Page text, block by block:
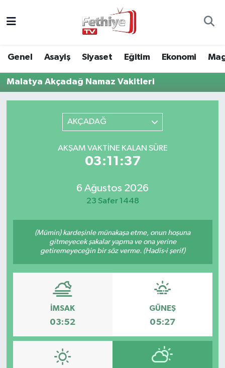
Genel Asayiş Siyaset Eğitim Ekonomi
Malatya Akçadağ Namaz Vakitleri
AKÇADAĞ
AKŞAM VAKTINE KALAN SÜRE
03:11:37
6 Ağustos 2026
23 Safer 1448
(Mümin) kardeşinle münakaşa etme, onun hoşuna
gitmeyecek şakalar yapma ve ona yerine
getiremeyeceğin bir söz verme. (Hadis-i şerif)
İMSAK
03:52
GÜNEŞ
05:27
Turizm
Muğla Hava Durumu
Muğla Trafik Yoğunluk Haritası
Tüm Manşetler
Son Dakika Haberleri